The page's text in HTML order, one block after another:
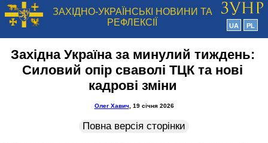
ЗАХІДНО-УКРАЇНСЬКІ НОВИНИ ТА
РЕФЛЕКСІЇ
UA PL
Західна Україна за минулий тиждень:
Силовий опір сваволі ТЦК та нові
кадрові зміни
Олег Хавич, 19 січня 2026
Повна версія сторінки